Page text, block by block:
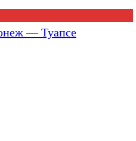
— Туапсе